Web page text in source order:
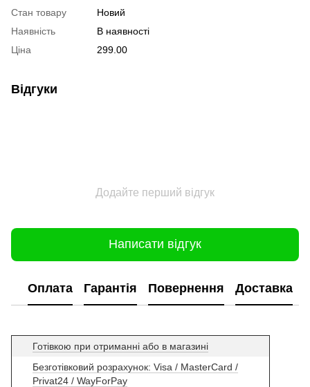
Стан товару
Новий
Наявність
В наявності
Ціна
299.00
Відгуки
Додайте перший відгук
Написати відгук
Оплата Гарантія Повернення Доставка
Готівкою при отриманні або в магазині
Безготівковий розрахунок: Visa / MasterCard /
Privat24 / WayForPay